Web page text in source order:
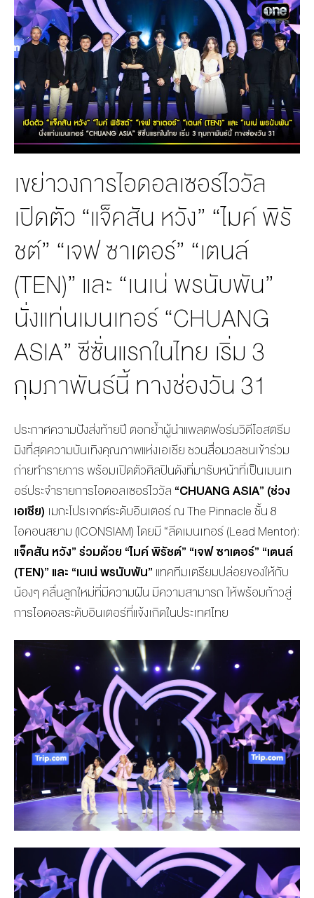
BOARD OF
DIRECTORS
MANAGEMENT
ORGANIZATION
CHART
AWARDS
ACTS
STUDIO
เขย่าวงการไอดอลเซอร์ไววัล
เปิดตัว “แจ็คสัน หวัง” “ไมค์ พิรั
ชต์” “เจฟ ซาเตอร์” “เตนล์
(TEN)” และ “เนเน่ พรนับพัน”
นั่งแท่นเมนเทอร์ “CHUANG
ASIA” ซีซั่นแรกในไทย เริ่ม 3
กุมภาพันธ์นี้ ทางช่องวัน 31
ประกาศความปังส่งท้ายปี ตอกย้ำผู้นำแพลตฟอร์มวิดีโอสตรีม
มิงที่สุดความบันเทิงคุณภาพแห่งเอเชีย ชวนสื่อมวลชนเข้าร่วม
ถ่ายทำรายการ พร้อมเปิดตัวศิลปินดังที่มารับหน้าที่เป็นเมนเท
อร์ประจำรายการไอดอลเซอร์ไววัล “CHUANG ASIA” (ช่วง
เอเชีย) เมกะโปรเจกต์ระดับอินเตอร์ ณ The Pinnacle ชั้น 8
ไอคอนสยาม (ICONSIAM) โดยมี “ลีดเมนเทอร์ (Lead Mentor):
แจ็คสัน หวัง” ร่วมด้วย “ไมค์ พิรัชต์” “เจฟ ซาเตอร์” “เตนล์
(TEN)” และ “เนเน่ พรนับพัน” แทคทีมเตรียมปล่อยของให้กับ
น้องๆ คลื่นลูกใหม่ที่มีความฝัน มีความสามารถ ให้พร้อมก้าวสู่
การไอดอลระดับอินเตอร์ที่แจ้งเกิดในประเทศไทย